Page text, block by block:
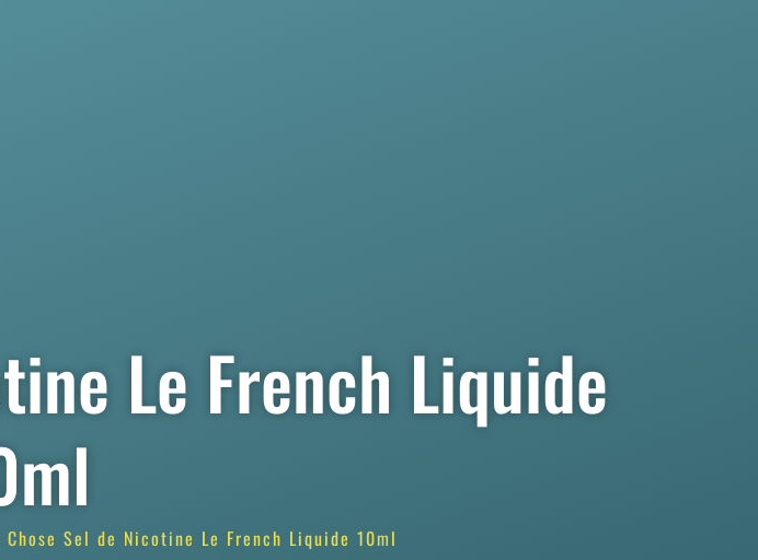
Le French Liquide
Sel de Nicotine Le French Liquide 10ml